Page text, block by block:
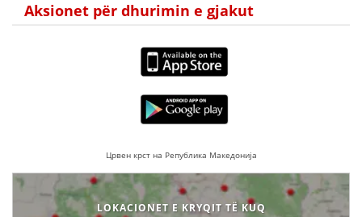
Aksionet për dhurimin e gjakut
Црвен крст на Република Македонија
LOKACIONET E KRYQIT TË KUQ